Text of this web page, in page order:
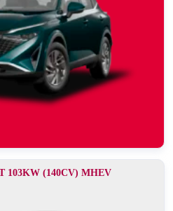
103KW (140CV) MHEV